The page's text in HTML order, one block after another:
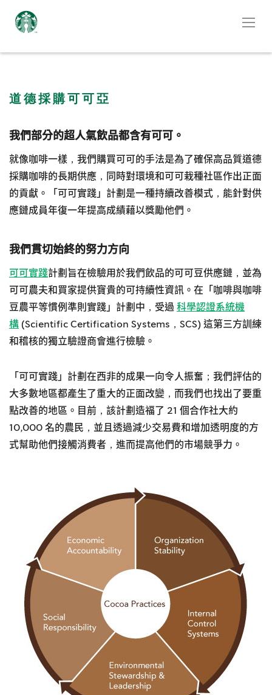
道德採購可可亞
我們部分的超人氣飲品都含有可可。
就像咖啡一樣，我們購買可可的手法是為了確保高品質道德
採購咖啡的長期供應，同時對環境和可可栽種社區作出正面
的貢獻。「可可實踐」計劃是一種持續改善模式，能針對供
應鏈成員年復一年提高成績藉以獎勵他們。
我們貫切始終的努力方向
可可實踐計劃旨在檢驗用於我們飲品的可可豆供應鏈，並為
可可農夫和買家提供寶貴的可持續性資訊。在「咖啡與咖啡
豆農平等慣例準則實踐」計劃中，受過 科學認證系統機
構 (Scientific Certification Systems，SCS) 這第三方訓練
和稽核的獨立驗證商會進行檢驗。
「可可實踐」計劃在西非的成果一向令人振奮；我們評估的
大多數地區都產生了重大的正面改變，而我們也找出了要重
點改善的地區。目前，該計劃造福了 21 個合作社大約
10,000 名的農民，並且透過減少交易費和增加透明度的方
式幫助他們接觸消費者，進而提高他們的市場競爭力。